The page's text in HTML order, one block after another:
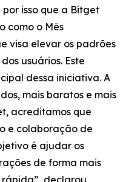
isso que a Bitget
como o Mês
visa elevar os padrões
usuários. Este
dessa iniciativa. A
mais baratos e mais
acreditamos que
e colaboração de
é ajudar os
de forma mais